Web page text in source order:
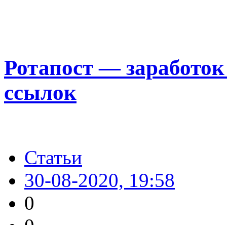
Ротапост —
ссылок
Статьи
30-08-2020, 19:58
0